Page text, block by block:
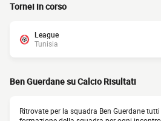
Tornei in corso
League
Tunisia
Ben Guerdane su Calcio Risultati
Ritrovate per la squadra Ben Guerdane